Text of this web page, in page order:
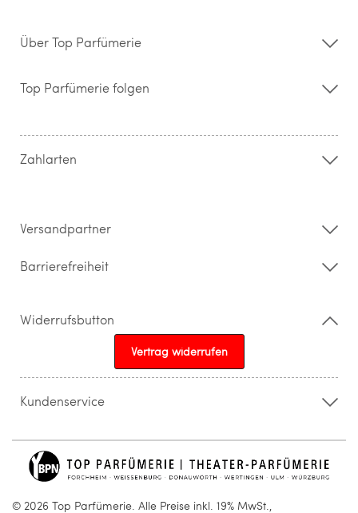
Über Top Parfümerie
Storefinder
Kontakt
Widerrufsrecht & Rückgabebedingungen
Top Parfümerie folgen
Zahlarten
Versandpartner
Barrierefreiheit
Widerrufsbutton
Vertrag widerrufen
Kundenservice
info@topparfuemerie.de
© 2026 Top Parfümerie. Alle Preise inkl. 19% MwSt.,